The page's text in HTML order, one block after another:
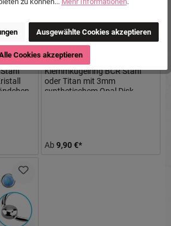
Klemmkugelring BCR Stahl
oder Titan mit 3mm
synthetischem Opal Disk
Ab 9,90 €*
Ausgewählte Cookies akzeptieren
Cookies akzeptieren